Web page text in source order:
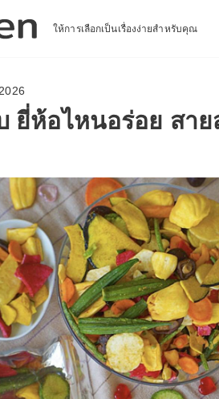
ให้การเลือกเป็นเรื่องง่ายสำหรับคุณ
ยี่ห้อไหนอร่อย สา